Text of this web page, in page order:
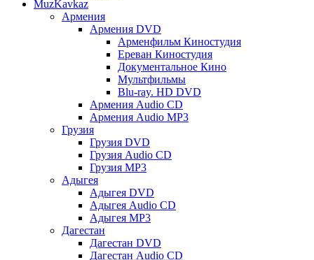
MuzKavkaz
Армения
Армения DVD
Арменфильм Киностудия
Ереван Киностудия
Документальное Кино
Мультфильмы
Blu-ray. HD DVD
Армения Audio CD
Армения Audio MP3
Грузия
Грузия DVD
Грузия Audio CD
Грузия MP3
Адыгея
Адыгея DVD
Адыгея Audio CD
Адыгея MP3
Дагестан
Дагестан DVD
Дагестан Audio CD